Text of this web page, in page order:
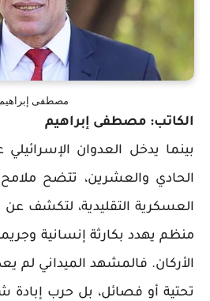
مصطفى إبراهيم
الكاتب: مصطفى إبراهيم
بينما يدخل العدوان
الحادي والعشرين، تتضح
العسكرية التقليدية، لتكشف
منظم يهدد بكارثة إنسانية
الأركان. فالمشهد الميداني لم
تحتية أو فصائل، بل حرب إبادة